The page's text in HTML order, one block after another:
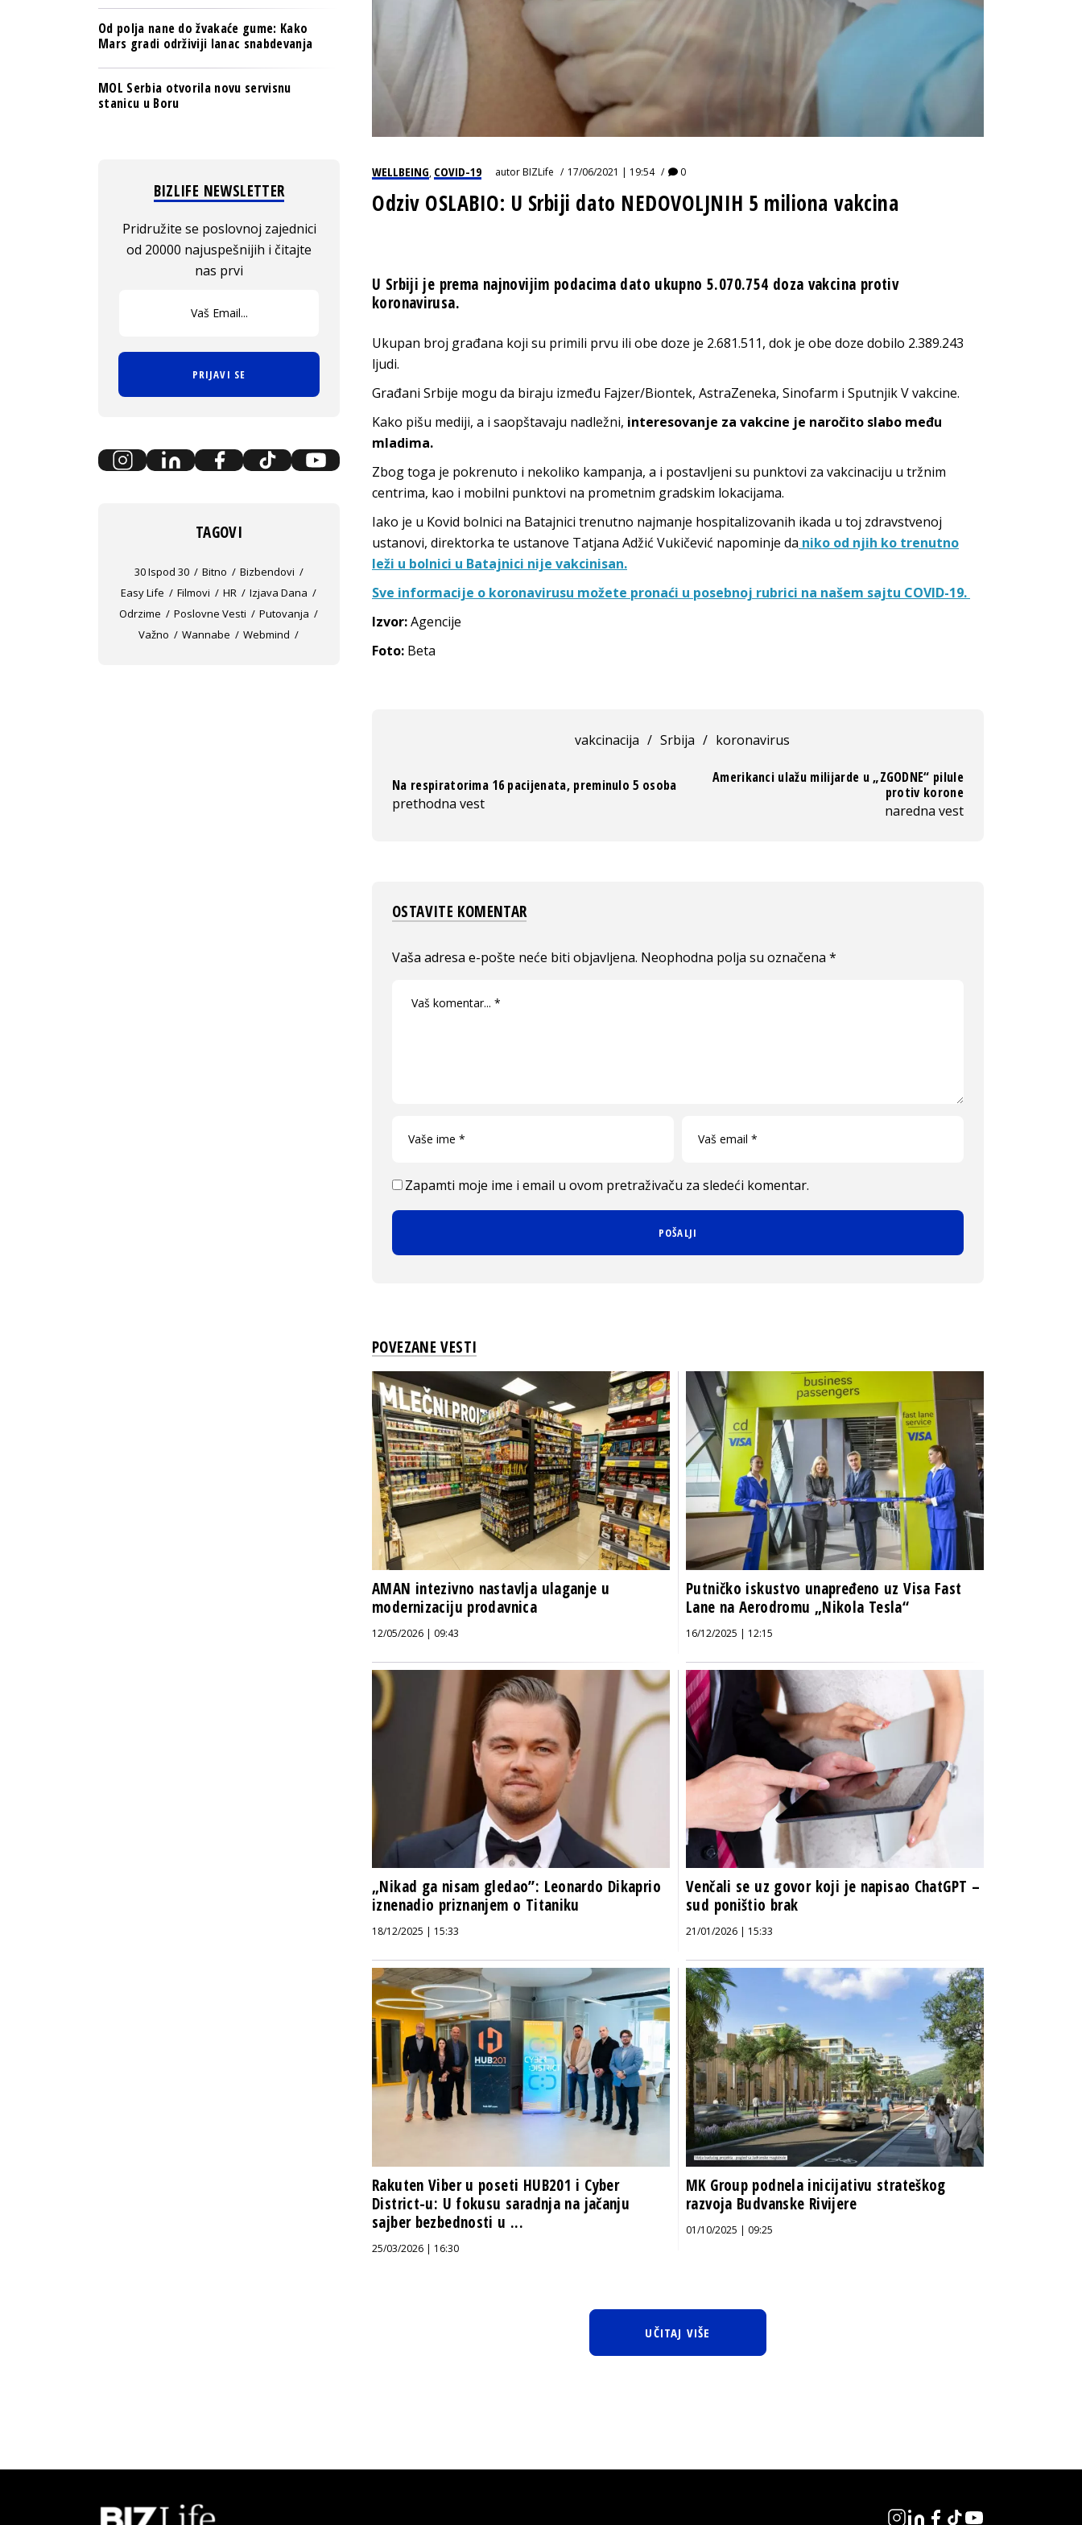
WELLBEING, COVID-19 autorBIZLife 17/06/2021 | 19:54 0
Odziv OSLABIO: U Srbiji dato NEDOVOLJNIH 5 miliona vakcina
U Srbiji je prema najnovijim podacima dato ukupno 5.070.754 doza vakcina protiv
koronavirusa.
Ukupan broj građana koji su primili prvu ili obe doze je 2.681.511, dok je obe doze dobilo 2.389.243
ljudi.
Građani Srbije mogu da biraju između Fajzer/Biontek, AstraZeneka, Sinofarm i Sputnjik V vakcine.
Kako pišu mediji, a i saopštavaju nadležni, interesovanje za vakcine je naročito slabo među
mladima.
Zbog toga je pokrenuto i nekoliko kampanja, a i postavljeni su punktovi za vakcinaciju u tržnim
centrima, kao i mobilni punktovi na prometnim gradskim lokacijama.
Iako je u Kovid bolnici na Batajnici trenutno najmanje hospitalizovanih ikada u toj zdravstvenoj
ustanovi, direktorka te ustanove Tatjana Adžić Vukičević napominje da niko od njih ko trenutno
leži u bolnici u Batajnici nije vakcinisan.
Sve informacije o koronavirusu možete pronaći u posebnoj rubrici na našem sajtu COVID-19.
Izvor:Agencije
Foto: Beta
vakcinacija / Srbija / koronavirus
Na respiratorima 16 pacijenata, preminulo 5 osoba
prethodna vest
Amerikanci ulažu milijarde u „ZGODNE“ pilule
protiv korone
naredna vest
OSTAVITE KOMENTAR
Vaša adresa e-pošte neće biti objavljena. Neophodna polja su označena *
Zapamti moje ime i email u ovom pretraživaču za sledeći komentar.
POVEZANE VESTI
AMAN intezivno nastavlja ulaganje u
modernizaciju prodavnica
12/05/2026 | 09:43
Putničko iskustvo unapređeno uz Visa Fast
Lane na Aerodromu „Nikola Tesla“
16/12/2025 | 12:15
„Nikad ga nisam gledao”: Leonardo Dikaprio
iznenadio priznanjem o Titaniku
18/12/2025 | 15:33
Venčali se uz govor koji je napisao ChatGPT –
sud poništio brak
21/01/2026 | 15:33
Rakuten Viber u poseti HUB201 i Cyber
District-u: U fokusu saradnja na jačanju
sajber bezbednosti u ...
25/03/2026 | 16:30
MK Group podnela inicijativu strateškog
razvoja Budvanske Rivijere
01/10/2025 | 09:25
UČITAJ VIŠE
Od polja nane do žvakaće gume: Kako
Mars gradi održiviji lanac snabdevanja
MOL Serbia otvorila novu servisnu
stanicu u Boru
BIZLIFE NEWSLETTER
Pridružite se poslovnoj zajednici
od 20000 najuspešnijih i čitajte
nas prvi
PRIJAVI SE
TAGOVI
30 Ispod 30 Bitno
Bizbendovi
Easy Life
Filmovi HR
Izjava Dana
Odrzime
Poslovne Vesti
Putovanja
Važno
Wannabe Webmind